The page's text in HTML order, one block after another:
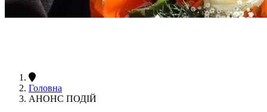
Головна
АНОНС ПОДІЙ